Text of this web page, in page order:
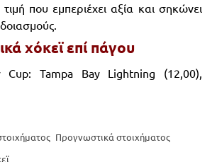
που εμπεριέχει αξία και σηκώνει
χόκεϊ επί πάγου
Cup: Tampa Bay Lightning (12,00),
Προγνωστικά στοιχήματος